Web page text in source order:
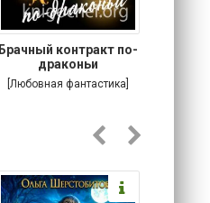
Брачный контракт по-
драконьи
[Любовная фантастика]